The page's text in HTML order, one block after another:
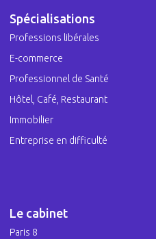
Spécialisations
Professions libérales
E-commerce
Professionnel de Santé
Hôtel, Café, Restaurant
Immobilier
Entreprise en difficulté
Le cabinet
Paris 8